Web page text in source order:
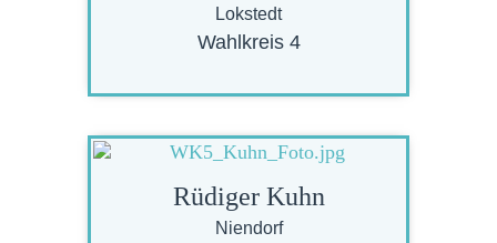
Lokstedt
Wahlkreis 4
Rüdiger Kuhn
Niendorf